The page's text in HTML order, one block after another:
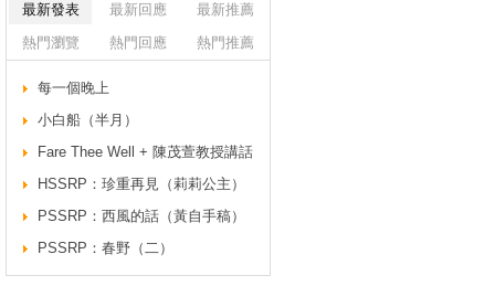
最新發表 最新回應
最新推薦
熱門瀏覽
熱門回應 熱門推薦
每一個晚上
小白船（半月）
Fare Thee Well + 陳茂萱教授講話
HSSRP：珍重再見（莉莉公主）
PSSRP：西風的話（黃自手稿）
PSSRP：春野（二）